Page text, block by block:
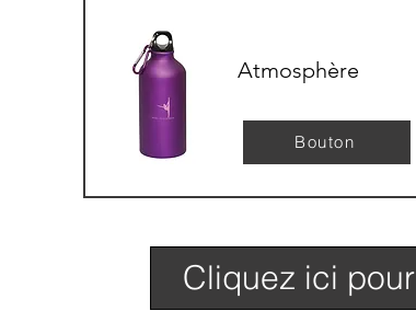
Atmosphère
Bouton
Cliquez ici